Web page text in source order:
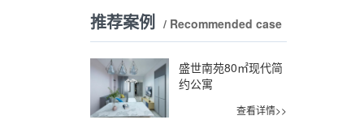
推荐案例 / Recommended case
盛世南苑80㎡现代简
约公寓
查看详情>>